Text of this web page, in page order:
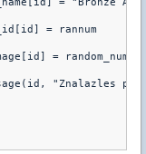
= rannum
=
"Znalazles